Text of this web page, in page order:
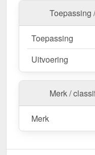
Toepassing
Toepassing
Uitvoering
Merk /
Merk